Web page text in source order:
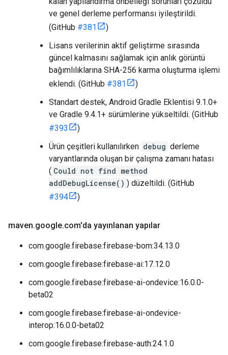
ve genel derleme performansı iyileştirildi.
(GitHub #381
)
Lisans verilerinin aktif geliştirme sırasında
güncel kalmasını sağlamak için anlık görüntü
bağımlılıklarına SHA-256 karma oluşturma işlemi
eklendi. (GitHub #381
)
Standart destek, Android Gradle Eklentisi 9.1.0+
ve Gradle 9.4.1+ sürümlerine yükseltildi. (GitHub
#393
)
Ürün çeşitleri kullanılırken debug derleme
varyantlarında oluşan bir çalışma zamanı hatası
( Could not find method
addDebugLicense() ) düzeltildi. (GitHub
#394
)
maven.google.com'da yayınlanan yapılar
com.google.firebase:firebase-bom:34.13.0
com.google.firebase:firebase-ai:17.12.0
com.google.firebase:firebase-ai-ondevice:16.0.0-
beta02
com.google.firebase:firebase-ai-ondevice-
interop:16.0.0-beta02
com.google.firebase:firebase-auth:24.1.0